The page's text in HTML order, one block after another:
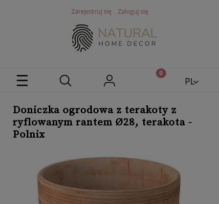
Zarejestruj się Zaloguj się
PL
Doniczka ogrodowa z terakoty z
ryflowanym rantem Ø28, terakota -
Polnix